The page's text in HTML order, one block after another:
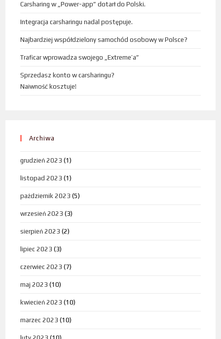
Carsharing w „Power-app” dotarł do Polski.
Integracja carsharingu nadal postępuje.
Najbardziej współdzielony samochód osobowy w Polsce?
Traficar wprowadza swojego „Extreme’a”
Sprzedasz konto w carsharingu?
Naiwność kosztuje!
Archiwa
grudzień 2023 (1)
listopad 2023 (1)
październik 2023 (5)
wrzesień 2023 (3)
sierpień 2023 (2)
lipiec 2023 (3)
czerwiec 2023 (7)
maj 2023 (10)
kwiecień 2023 (10)
marzec 2023 (10)